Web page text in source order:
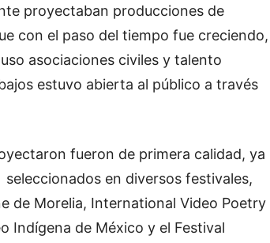
proyectaban producciones de
con el paso del tiempo fue creciendo,
asociaciones civiles y talento
estuvo abierta al público a través
fueron de primera calidad, ya
en diversos festivales,
de Morelia, International Video Poetry
Indígena de México y el Festival